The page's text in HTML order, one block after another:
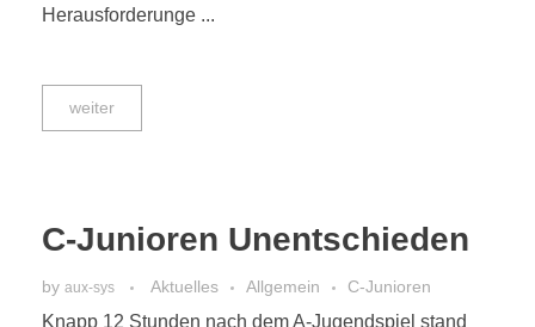
Herausforderunge ...
weiter
C-Junioren Unentschieden
by aux-sys Aktuelles Allgemein C-Junioren
Knapp 12 Stunden nach dem A-Jugendspiel stand